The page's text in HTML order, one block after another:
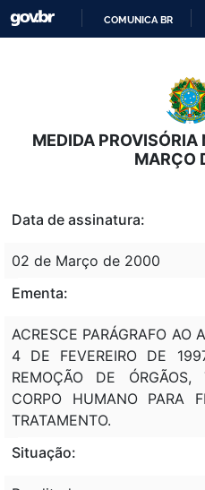
COMUNICA BR
MEDIDA
MARÇO
Data de assinatura:
02 de Março de 2000
Ementa:
ACRESCE PARÁGRAFO AO
4 DE FEVEREIRO DE
REMOÇÃO DE
CORPO HUMANO PARA
TRATAMENTO.
Situação: